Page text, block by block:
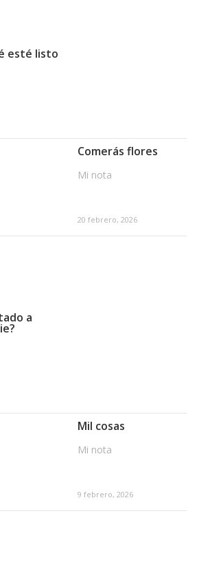
esté listo
Comerás flores
Mi nota
20 febrero, 2026
a
Mil cosas
Mi nota
9 febrero, 2026